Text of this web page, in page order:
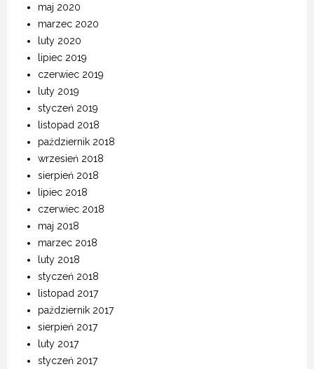
maj 2020
marzec 2020
luty 2020
lipiec 2019
czerwiec 2019
luty 2019
styczeń 2019
listopad 2018
październik 2018
wrzesień 2018
sierpień 2018
lipiec 2018
czerwiec 2018
maj 2018
marzec 2018
luty 2018
styczeń 2018
listopad 2017
październik 2017
sierpień 2017
luty 2017
styczeń 2017